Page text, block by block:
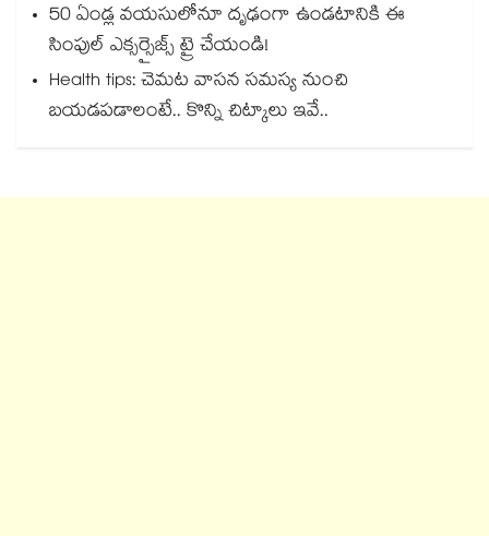
50 ఏండ్ల వయసులోనూ దృఢంగా ఉండటానికి ఈ
సింపుల్ ఎక్సర్సైజ్స్ ట్రై చేయండి!
Health tips: చెమట వాసన సమస్య నుంచి
బయడపడాలంటే.. కొన్ని చిట్కాలు ఇవే..